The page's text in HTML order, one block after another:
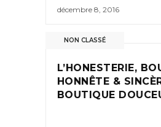
décembre 8, 2016
NON CLASSÉ
L’HONESTERIE,
HONNÊTE &
BOUTIQUE